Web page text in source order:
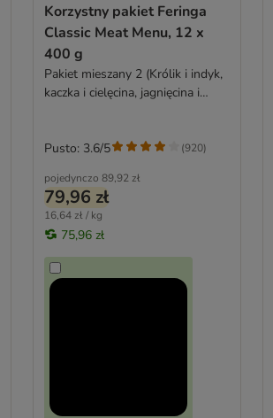
Korzystny pakiet Feringa
Classic Meat Menu, 12 x
400 g
Pakiet mieszany 2 (Królik i indyk,
kaczka i cielęcina, jagnięcina i
pojedynczo 89,92 zł
79,96 zł
16,64 zł / kg
75,96 zł
Pusto: 3.6/5 (920)